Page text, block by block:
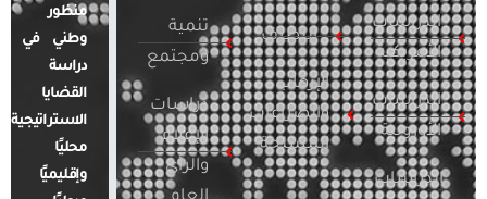
الدراسات
الأمريكية
الدراسات
الأوروبية
الدراسات
التطرف
الإرهاب
والصراعات
المسلحة
تنمية
ومجتمع
دراسات
الإعلام
والرأي
منظور
وطني في
دراسة
القضايا
الاستراتيجية
محليًا
وإقليميًا